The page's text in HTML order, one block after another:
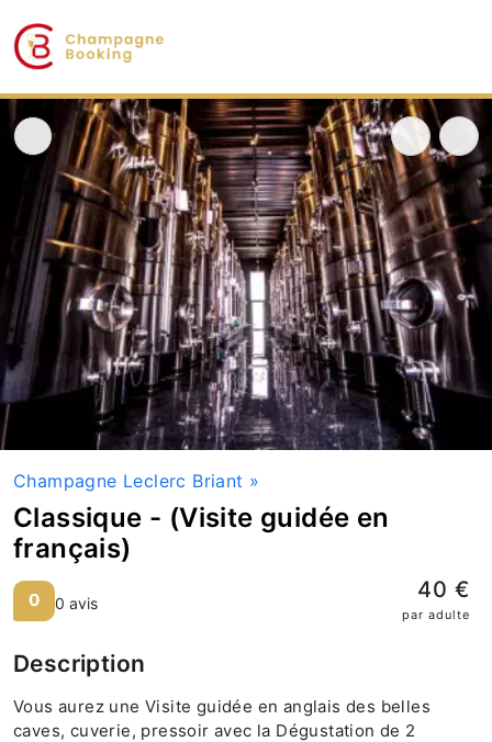
Champagne Leclerc Briant »
Classique - (Visite guidée en
français)
0 0 avis 40 €
par adulte
Description
Vous aurez une Visite guidée en anglais des belles
caves, cuverie, pressoir avec la Dégustation de 2